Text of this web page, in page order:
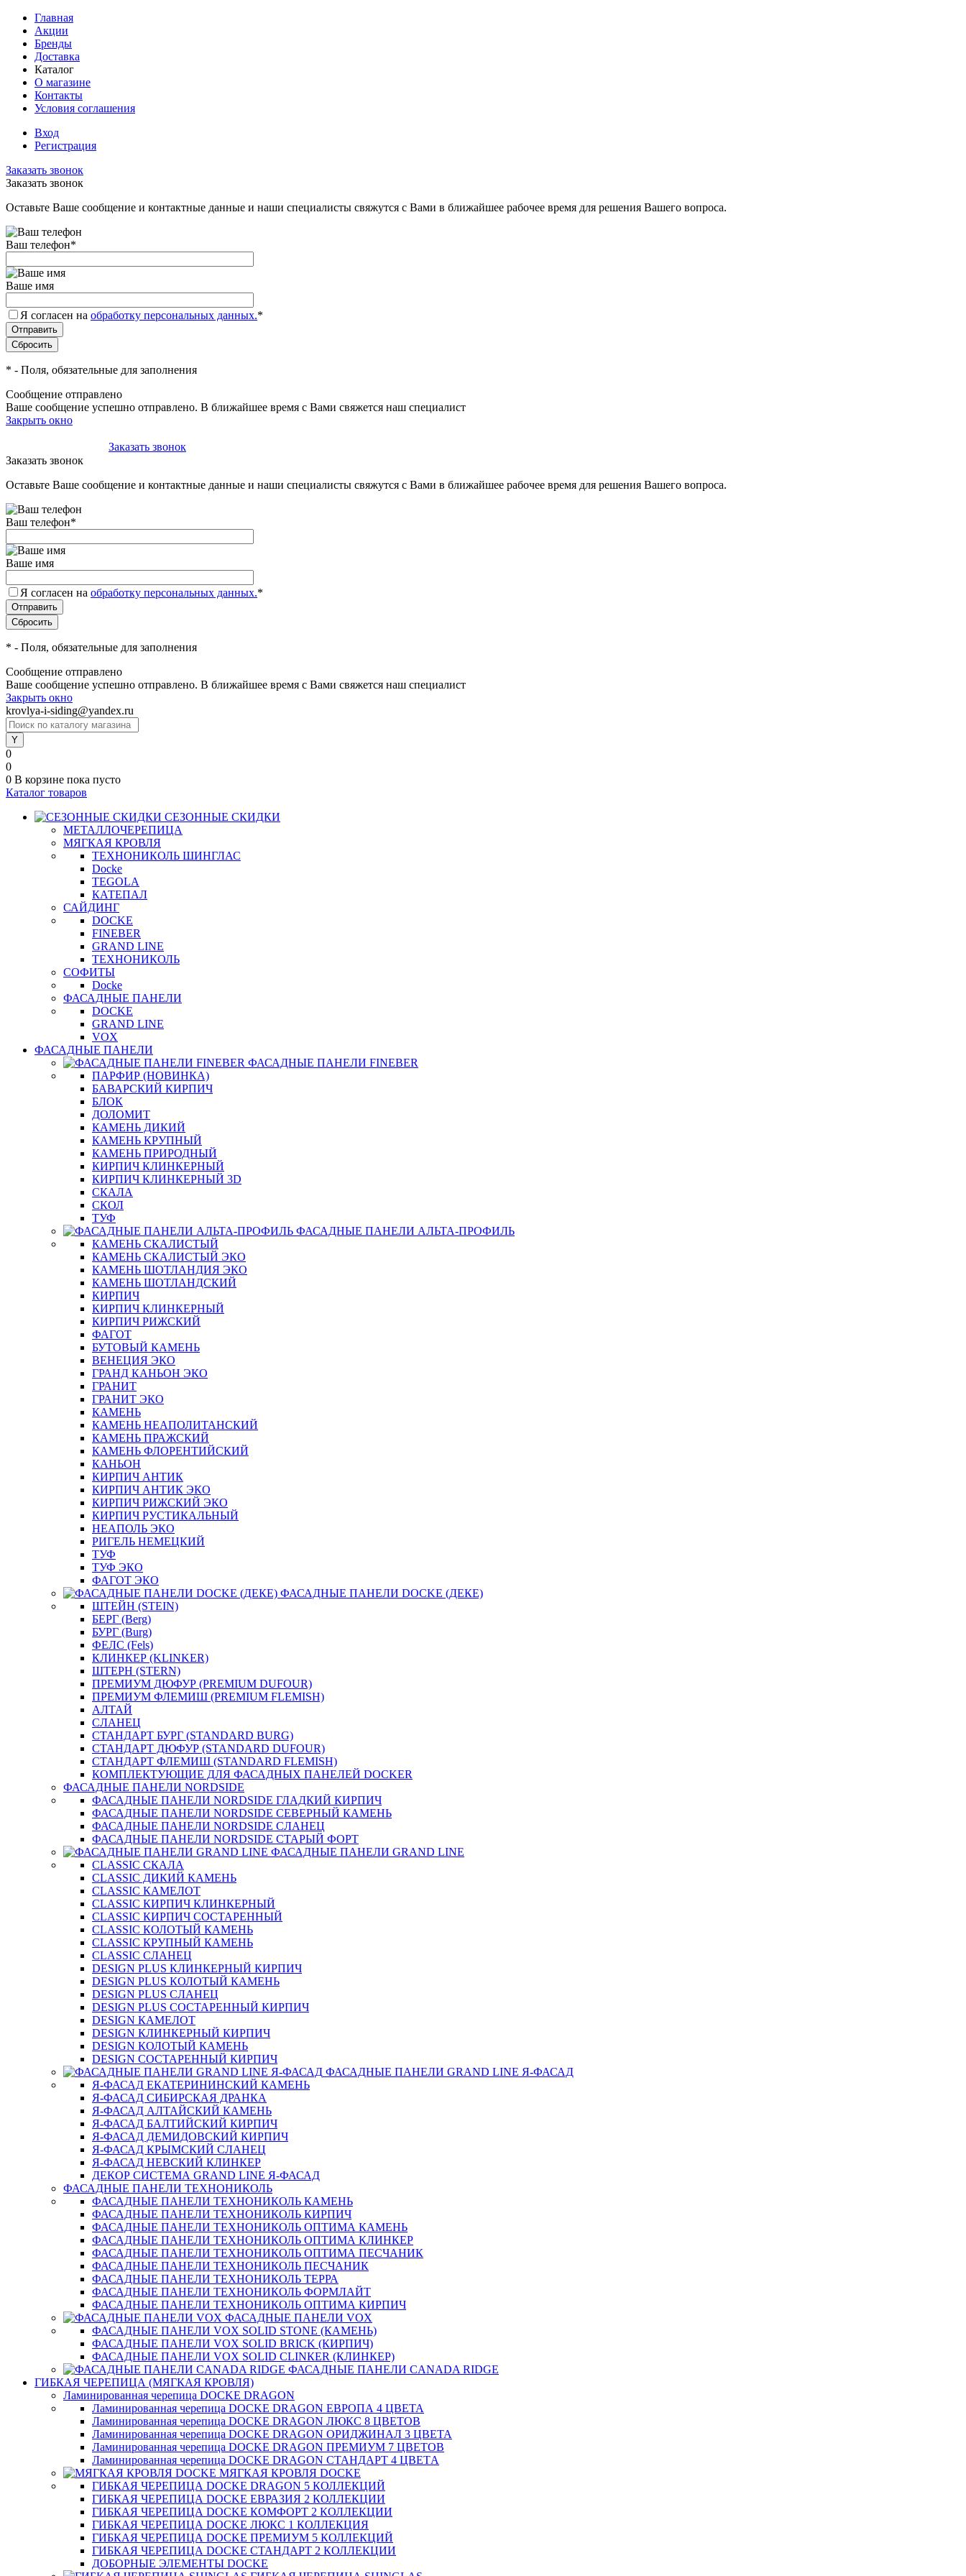
Главная
Акции
Бренды
Доставка
Каталог
О магазине
Контакты
Условия соглашения
Вход
Регистрация
Заказать звонок
Заказать звонок
Оставьте Ваше сообщение и контактные данные и наши специалисты свяжутся с Вами в ближайшее рабочее время для решения Вашего вопроса.
Ваш телефон*
Ваше имя
Я согласен на обработку персональных данных.*
* - Поля, обязательные для заполнения
Сообщение отправлено
Ваше сообщение успешно отправлено. В ближайшее время с Вами свяжется наш специалист
Закрыть окно
Заказать звонок
Заказать звонок
Оставьте Ваше сообщение и контактные данные и наши специалисты свяжутся с Вами в ближайшее рабочее время для решения Вашего вопроса.
Ваш телефон*
Ваше имя
Я согласен на обработку персональных данных.*
* - Поля, обязательные для заполнения
Сообщение отправлено
Ваше сообщение успешно отправлено. В ближайшее время с Вами свяжется наш специалист
Закрыть окно
krovlya-i-siding@yandex.ru
0
0
0 В корзине пока пусто
Каталог товаров
СЕЗОННЫЕ СКИДКИ
МЕТАЛЛОЧЕРЕПИЦА
МЯГКАЯ КРОВЛЯ
ТЕХНОНИКОЛЬ ШИНГЛАС
Docke
TEGOLA
КАТЕПАЛ
САЙДИНГ
DOCKE
FINEBER
GRAND LINE
ТЕХНОНИКОЛЬ
СОФИТЫ
Docke
ФАСАДНЫЕ ПАНЕЛИ
DOCKE
GRAND LINE
VOX
ФАСАДНЫЕ ПАНЕЛИ
ФАСАДНЫЕ ПАНЕЛИ FINEBER
ПАРФИР (НОВИНКА)
БАВАРСКИЙ КИРПИЧ
БЛОК
ДОЛОМИТ
КАМЕНЬ ДИКИЙ
КАМЕНЬ КРУПНЫЙ
КАМЕНЬ ПРИРОДНЫЙ
КИРПИЧ КЛИНКЕРНЫЙ
КИРПИЧ КЛИНКЕРНЫЙ 3D
СКАЛА
СКОЛ
ТУФ
ФАСАДНЫЕ ПАНЕЛИ АЛЬТА-ПРОФИЛЬ
КАМЕНЬ СКАЛИСТЫЙ
КАМЕНЬ СКАЛИСТЫЙ ЭКО
КАМЕНЬ ШОТЛАНДИЯ ЭКО
КАМЕНЬ ШОТЛАНДСКИЙ
КИРПИЧ
КИРПИЧ КЛИНКЕРНЫЙ
КИРПИЧ РИЖСКИЙ
ФАГОТ
БУТОВЫЙ КАМЕНЬ
ВЕНЕЦИЯ ЭКО
ГРАНД КАНЬОН ЭКО
ГРАНИТ
ГРАНИТ ЭКО
КАМЕНЬ
КАМЕНЬ НЕАПОЛИТАНСКИЙ
КАМЕНЬ ПРАЖСКИЙ
КАМЕНЬ ФЛОРЕНТИЙСКИЙ
КАНЬОН
КИРПИЧ АНТИК
КИРПИЧ АНТИК ЭКО
КИРПИЧ РИЖСКИЙ ЭКО
КИРПИЧ РУСТИКАЛЬНЫЙ
НЕАПОЛЬ ЭКО
РИГЕЛЬ НЕМЕЦКИЙ
ТУФ
ТУФ ЭКО
ФАГОТ ЭКО
ФАСАДНЫЕ ПАНЕЛИ DOCKE (ДЕКЕ)
ШТЕЙН (STEIN)
БЕРГ (Berg)
БУРГ (Burg)
ФЕЛС (Fels)
КЛИНКЕР (KLINKER)
ШТЕРН (STERN)
ПРЕМИУМ ДЮФУР (PREMIUM DUFOUR)
ПРЕМИУМ ФЛЕМИШ (PREMIUM FLEMISH)
АЛТАЙ
СЛАНЕЦ
СТАНДАРТ БУРГ (STANDARD BURG)
СТАНДАРТ ДЮФУР (STANDARD DUFOUR)
СТАНДАРТ ФЛЕМИШ (STANDARD FLEMISH)
КОМПЛЕКТУЮЩИЕ ДЛЯ ФАСАДНЫХ ПАНЕЛЕЙ DOCKER
ФАСАДНЫЕ ПАНЕЛИ NORDSIDE
ФАСАДНЫЕ ПАНЕЛИ NORDSIDE ГЛАДКИЙ КИРПИЧ
ФАСАДНЫЕ ПАНЕЛИ NORDSIDE СЕВЕРНЫЙ КАМЕНЬ
ФАСАДНЫЕ ПАНЕЛИ NORDSIDE СЛАНЕЦ
ФАСАДНЫЕ ПАНЕЛИ NORDSIDE СТАРЫЙ ФОРТ
ФАСАДНЫЕ ПАНЕЛИ GRAND LINE
CLASSIC СКАЛА
CLASSIC ДИКИЙ КАМЕНЬ
CLASSIC КАМЕЛОТ
CLASSIC КИРПИЧ КЛИНКЕРНЫЙ
CLASSIC КИРПИЧ СОСТАРЕННЫЙ
CLASSIC КОЛОТЫЙ КАМЕНЬ
CLASSIC КРУПНЫЙ КАМЕНЬ
CLASSIC СЛАНЕЦ
DESIGN PLUS КЛИНКЕРНЫЙ КИРПИЧ
DESIGN PLUS КОЛОТЫЙ КАМЕНЬ
DESIGN PLUS СЛАНЕЦ
DESIGN PLUS СОСТАРЕННЫЙ КИРПИЧ
DESIGN КАМЕЛОТ
DESIGN КЛИНКЕРНЫЙ КИРПИЧ
DESIGN КОЛОТЫЙ КАМЕНЬ
DESIGN СОСТАРЕННЫЙ КИРПИЧ
ФАСАДНЫЕ ПАНЕЛИ GRAND LINE Я-ФАСАД
Я-ФАСАД ЕКАТЕРИНИНСКИЙ КАМЕНЬ
Я-ФАСАД СИБИРСКАЯ ДРАНКА
Я-ФАСАД АЛТАЙСКИЙ КАМЕНЬ
Я-ФАСАД БАЛТИЙСКИЙ КИРПИЧ
Я-ФАСАД ДЕМИДОВСКИЙ КИРПИЧ
Я-ФАСАД КРЫМСКИЙ СЛАНЕЦ
Я-ФАСАД НЕВСКИЙ КЛИНКЕР
ДЕКОР СИСТЕМА GRAND LINE Я-ФАСАД
ФАСАДНЫЕ ПАНЕЛИ ТЕХНОНИКОЛЬ
ФАСАДНЫЕ ПАНЕЛИ ТЕХНОНИКОЛЬ КАМЕНЬ
ФАСАДНЫЕ ПАНЕЛИ ТЕХНОНИКОЛЬ КИРПИЧ
ФАСАДНЫЕ ПАНЕЛИ ТЕХНОНИКОЛЬ ОПТИМА КАМЕНЬ
ФАСАДНЫЕ ПАНЕЛИ ТЕХНОНИКОЛЬ ОПТИМА КЛИНКЕР
ФАСАДНЫЕ ПАНЕЛИ ТЕХНОНИКОЛЬ ОПТИМА ПЕСЧАНИК
ФАСАДНЫЕ ПАНЕЛИ ТЕХНОНИКОЛЬ ПЕСЧАНИК
ФАСАДНЫЕ ПАНЕЛИ ТЕХНОНИКОЛЬ ТЕРРА
ФАСАДНЫЕ ПАНЕЛИ ТЕХНОНИКОЛЬ ФОРМЛАЙТ
ФАСАДНЫЕ ПАНЕЛИ ТЕХНОНИКОЛЬ ОПТИМА КИРПИЧ
ФАСАДНЫЕ ПАНЕЛИ VOX
ФАСАДНЫЕ ПАНЕЛИ VOX SOLID STONE (КАМЕНЬ)
ФАСАДНЫЕ ПАНЕЛИ VOX SOLID BRICK (КИРПИЧ)
ФАСАДНЫЕ ПАНЕЛИ VOX SOLID CLINКER (КЛИНКЕР)
ФАСАДНЫЕ ПАНЕЛИ CANADA RIDGE
ГИБКАЯ ЧЕРЕПИЦА (МЯГКАЯ КРОВЛЯ)
Ламинированная черепица DOCKE DRAGON
Ламинированная черепица DOCKE DRAGON ЕВРОПА 4 ЦВЕТА
Ламинированная черепица DOCKE DRAGON ЛЮКС 8 ЦВЕТОВ
Ламинированная черепица DOCKE DRAGON ОРИДЖИНАЛ 3 ЦВЕТА
Ламинированная черепица DOCKE DRAGON ПРЕМИУМ 7 ЦВЕТОВ
Ламинированная черепица DOCKE DRAGON СТАНДАРТ 4 ЦВЕТA
МЯГКАЯ КРОВЛЯ DOCKE
ГИБКАЯ ЧЕРЕПИЦА DOCKE DRAGON 5 КОЛЛЕКЦИЙ
ГИБКАЯ ЧЕРЕПИЦА DOCKE ЕВРАЗИЯ 2 КОЛЛЕКЦИИ
ГИБКАЯ ЧЕРЕПИЦА DOCKE КОМФОРТ 2 КОЛЛЕКЦИИ
ГИБКАЯ ЧЕРЕПИЦА DOCKE ЛЮКС 1 КОЛЛЕКЦИЯ
ГИБКАЯ ЧЕРЕПИЦА DOCKE ПРЕМИУМ 5 КОЛЛЕКЦИЙ
ГИБКАЯ ЧЕРЕПИЦА DOCKE СТАНДАРТ 2 КОЛЛЕКЦИИ
ДОБОРНЫЕ ЭЛЕМЕНТЫ DOCKE